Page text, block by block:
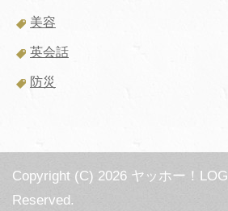
美容
英会話
防災
Copyright (C) 2026 ヤッホー！LOG
Reserved.